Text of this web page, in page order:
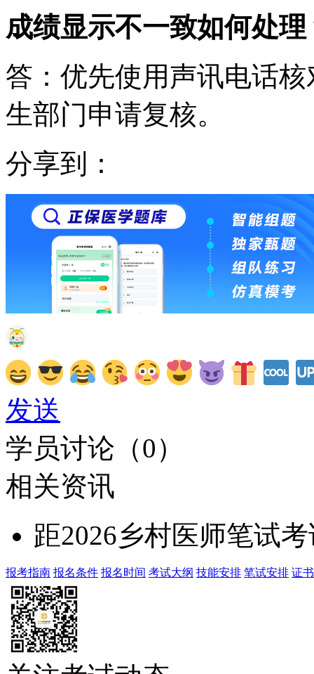
成绩显示不一致如何处理
答：优先使用声讯电话
生部门申请复核。
分享到：
发送
学员讨论（0）
相关资讯
距2026乡村医师笔试
报考指南 报名条件 报名时间 考试大纲 技能安排 笔试安排 证